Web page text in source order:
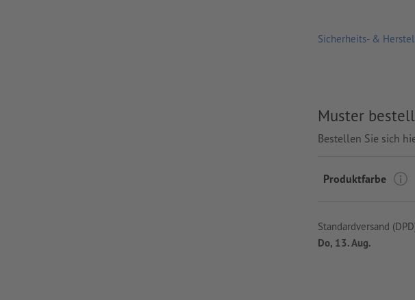
Sicherheits- &
Muster
Bestellen Sie sich
Produktfarbe
Standardversand
Do, 13. Aug.